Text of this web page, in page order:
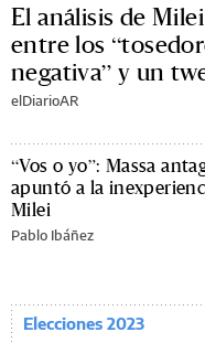
El análisis de
entre los
negativa” y un
elDiarioAR
“Vos o yo”: Massa
apuntó a la
Milei
Pablo Ibáñez
Elecciones 2023